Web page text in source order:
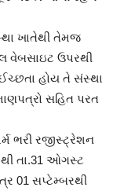
ખાતેથી તેમજ
વેબસાઇટ ઉપરથી
હોય તે સંસ્થા
સહિત પરત
ભરી રજીસ્ટ્રેશન
થી તા.31 ઓગસ્ટ
01 સપ્ટેમ્બરથી